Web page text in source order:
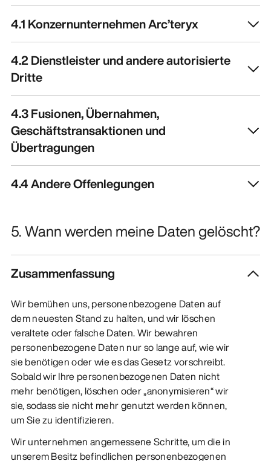
4.1 Konzernunternehmen Arc’teryx
4.2 Dienstleister und andere autorisierte
Dritte
4.3 Fusionen, Übernahmen,
Geschäftstransaktionen und
Übertragungen
4.4 Andere Offenlegungen
5. Wann werden meine Daten gelöscht?
Zusammenfassung
Wir bemühen uns, personenbezogene Daten auf
dem neuesten Stand zu halten, und wir löschen
veraltete oder falsche Daten. Wir bewahren
personenbezogene Daten nur so lange auf, wie wir
sie benötigen oder wie es das Gesetz vorschreibt.
Sobald wir Ihre personenbezogenen Daten nicht
mehr benötigen, löschen oder „anonymisieren“ wir
sie, sodass sie nicht mehr genutzt werden können,
um Sie zu identifizieren.
Wir unternehmen angemessene Schritte, um die in
unserem Besitz befindlichen personenbezogenen